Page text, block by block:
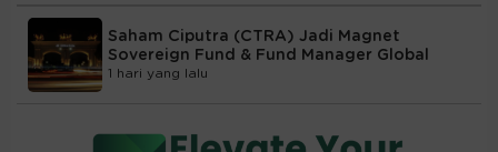
Saham Ciputra (CTRA) Jadi Magnet
Sovereign Fund & Fund Manager Global
1 hari yang lalu